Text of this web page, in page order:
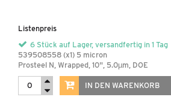
Listenpreis
6 Stück auf Lager, versandfertig in 1 Tag
539508558 (x1) 5 micron
Prosteel N, Wrapped, 10", 5.0µm, DOE
IN DEN WARENKORB